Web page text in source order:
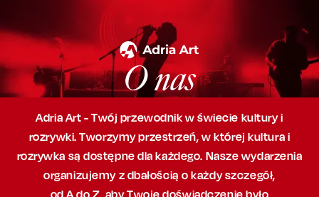
O nas
Adria Art - Twój przewodnik w świecie kultury i
rozrywki. Tworzymy przestrzeń,w której kultura i
rozrywka są dostępne dla każdego. Nasze wydarzenia
organizujemy z dbałością o każdy szczegół,